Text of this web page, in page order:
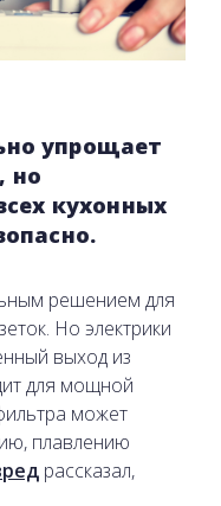
упрощает
но
кухонных
решением для
Но электрики
выход из
для мощной
может
плавлению
рассказал,